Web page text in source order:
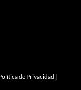
de Privacidad |